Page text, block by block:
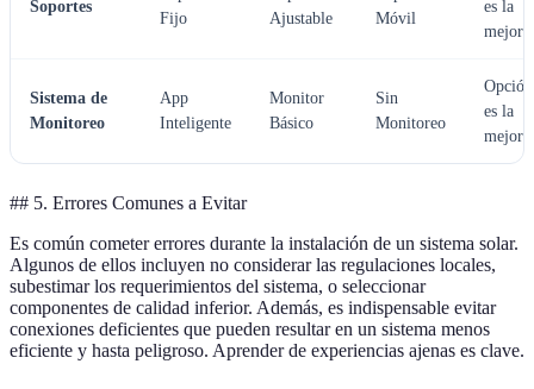
Soportes
Fijo
Ajustable
Móvil
es la
mejor
Sistema de
Monitoreo
App
Inteligente
Monitor
Básico
Sin
Monitoreo
es la
mejor
## 5. Errores Comunes a Evitar
Es común cometer errores durante la instalación de un sistema solar.
Algunos de ellos incluyen no considerar las regulaciones locales,
subestimar los requerimientos del sistema, o seleccionar
componentes de calidad inferior. Además, es indispensable evitar
conexiones deficientes que pueden resultar en un sistema menos
eficiente y hasta peligroso. Aprender de experiencias ajenas es clave.